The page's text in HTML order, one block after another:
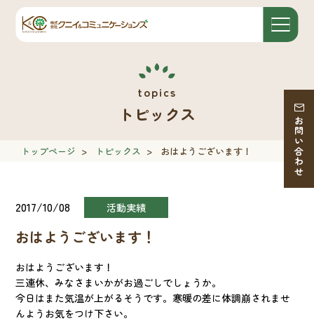
お問い合わせ
トピックス
トップページ > トピックス > おはようございます！
2017/10/08 活動実績
おはようございます！
おはようございます！
三連休、みなさまいかがお過ごしでしょうか。
今日はまた気温が上がるそうです。寒暖の差に体調崩されませ
んようお気をつけ下さい。